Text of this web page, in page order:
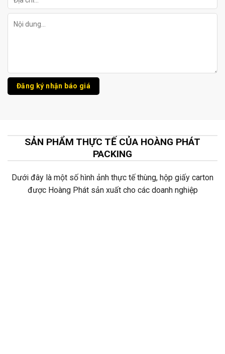
SẢN PHẨM THỰC TẾ CỦA HOÀNG PHÁT
PACKING
Dưới đây là một số hình ảnh thực tế thùng, hộp giấy carton
được Hoàng Phát sản xuất cho các doanh nghiệp